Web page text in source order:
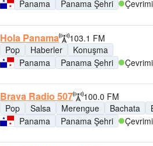
Panama
Panama Şehri
Hola Panama
103.1 FM
Pop
Haberler
Konuşma
Panama
Panama Şehri
Brava Radio 507
100.0 FM
Pop
Salsa Merengue Bachata
Panama
Panama Şehri